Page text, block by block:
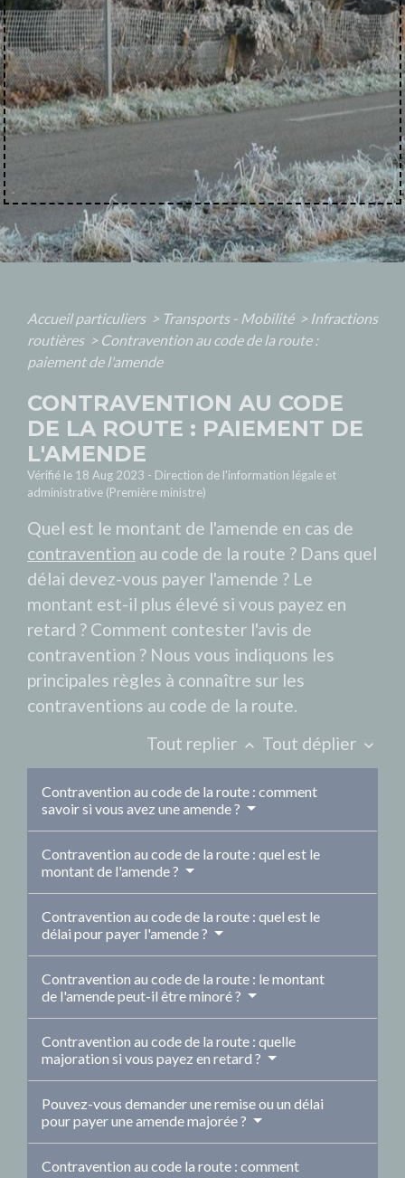
Accueil particuliers > Transports - Mobilité > Infractions
routières > Contravention au code de la route :
paiement de l'amende
CONTRAVENTION AU CODE
DE LA ROUTE : PAIEMENT DE
L'AMENDE
Vérifié le 18 Aug 2023 - Direction de l'information légale et
administrative (Première ministre)
Quel est le montant de l'amende en cas de
contravention au code de la route ? Dans quel
délai devez-vous payer l'amende ? Le
montant est-il plus élevé si vous payez en
retard ? Comment contester l'avis de
contravention ? Nous vous indiquons les
principales règles à connaître sur les
contraventions au code de la route.
Tout replier keyboard_arrow_up Tout déplier keyboard_arrow_down
Contravention au code de la route : comment
savoir si vous avez une amende ?
Contravention au code de la route : quel est le
montant de l'amende ?
Contravention au code de la route : quel est le
délai pour payer l'amende ?
Contravention au code de la route : le montant
de l'amende peut-il être minoré ?
Contravention au code de la route : quelle
majoration si vous payez en retard ?
Pouvez-vous demander une remise ou un délai
pour payer une amende majorée ?
Contravention au code la route : comment